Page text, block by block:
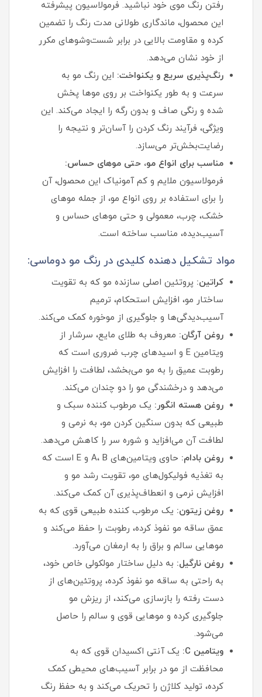
رفتن رنگ موی خود نباشید. فرمولاسیون پیشرفته
این محصول، ماندگاری طولانی‌ مدت رنگ را تضمین
کرده و مقاومت بالایی در برابر شست‌وشوهای مکرر
از خود نشان می‌دهد.
رنگ‌پذیری سریع و یکنواخت: این رنگ مو به
سرعت و به طور یکنواخت بر روی موها پخش
شده و رنگی صاف و بدون رگه را ایجاد می‌کند. این
ویژگی، فرآیند رنگ کردن را آسان‌تر و نتیجه را
رضایت‌بخش‌تر می‌سازد.
مناسب برای انواع مو، حتی موهای حساس:
فرمولاسیون ملایم و کم‌ آمونیاک این محصول، آن
را برای استفاده بر روی انواع مو، از جمله موهای
خشک، چرب، معمولی و حتی موهای حساس و
آسیب‌دیده، مناسب ساخته است.
مواد تشکیل دهنده کلیدی در رنگ مو دوماسی:
کراتین: پروتئین اصلی سازنده مو که به تقویت
ساختار مو، افزایش استحکام، ترمیم
آسیب‌دیدگی‌ها و جلوگیری از موخوره کمک می‌کند.
روغن آرگان: معروف به طلای مایع، سرشار از
ویتامین E و اسیدهای چرب ضروری است که
رطوبت عمیق را به مو می‌بخشد، لطافت را افزایش
می‌دهد و درخشندگی مو را دو چندان می‌کند.
روغن هسته انگور: یک مرطوب‌ کننده سبک و
طبیعی که بدون سنگین کردن مو، به نرمی و
لطافت آن می‌افزاید و شوره سر را کاهش می‌دهد.
روغن بادام:
حاوی ویتامین‌های A، B و E است که
به تغذیه فولیکول‌های مو، تقویت رشد مو و
افزایش نرمی و انعطاف‌پذیری آن کمک می‌کند.
روغن زیتون: یک مرطوب‌ کننده طبیعی قوی که به
عمق ساقه مو نفوذ کرده، رطوبت را حفظ می‌کند و
موهایی سالم و براق را به ارمغان می‌آورد.
روغن نارگیل: به دلیل ساختار مولکولی خاص خود،
به راحتی به ساقه مو نفوذ کرده، پروتئین‌های از
دست رفته را بازسازی می‌کند، از ریزش مو
جلوگیری کرده و موهایی قوی و سالم را حاصل
می‌شود.
ویتامین C:
یک آنتی‌ اکسیدان قوی که به
محافظت از مو در برابر آسیب‌های محیطی کمک
کرده، تولید کلاژن را تحریک می‌کند و به حفظ رنگ